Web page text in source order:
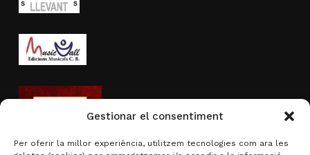
Gestionar el consentiment
Per oferir la millor experiència, utilitzem tecnologies com ara les